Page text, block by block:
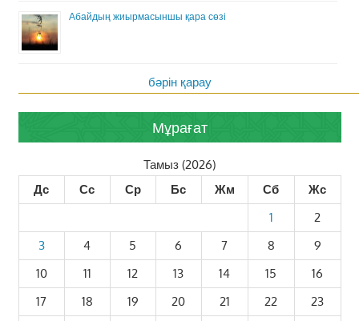
Абайдың жиырмасыншы қара сөзі
бәрін қарау
Мұрағат
Тамыз (2026)
Дс
Сс Ср Бс Жм Сб
Жс
1
2
3
4 5 6 7 8
9
10
11 12 13 14 15
16
17
18 19 20 21 22
23